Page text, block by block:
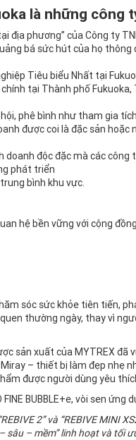
là những công
địa phương” của Công ty
bá sức hút của họ
Tiêu biểu Nhất tại
tại Thành phố
phê bình như tham gia
được coi là đặc sản hoặc
độc đặc mà các công
phát triển
bình khu vực.
hệ bền vững với cộng
sóc sức khỏe tiên tiến,
thường ngày, thay vì
sản xuất của MYTREX đã
– thiết bị làm đẹp nhẹ
được người dùng yêu
BUBBLE+e, vòi sen
2” và “REBIVE
sâu – mềm” linh hoạt và tối